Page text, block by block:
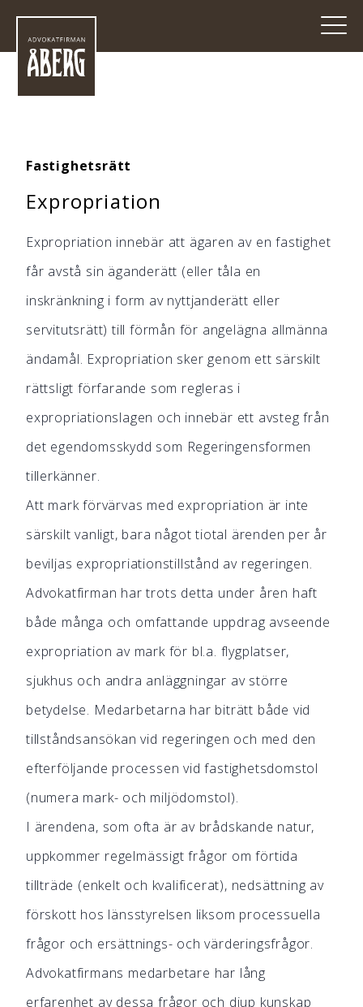
Fastighetsrätt
Expropriation
Expropriation innebär att ägaren av en fastighet
får avstå sin äganderätt (eller tåla en
inskränkning i form av nyttjanderätt eller
servitutsrätt) till förmån för angelägna allmänna
ändamål. Expropriation sker genom ett särskilt
rättsligt förfarande som regleras i
expropriationslagen och innebär ett avsteg från
det egendomsskydd som Regeringensformen
tillerkänner.
Att mark förvärvas med expropriation är inte
särskilt vanligt, bara något tiotal ärenden per år
beviljas expropriationstillstånd av regeringen.
Advokatfirman har trots detta under åren haft
både många och omfattande uppdrag avseende
expropriation av mark för bl.a. flygplatser,
sjukhus och andra anläggningar av större
betydelse. Medarbetarna har biträtt både vid
tillståndsansökan vid regeringen och med den
efterföljande processen vid fastighetsdomstol
(numera mark- och miljödomstol).
I ärendena, som ofta är av brådskande natur,
uppkommer regelmässigt frågor om förtida
tillträde (enkelt och kvalificerat), nedsättning av
förskott hos länsstyrelsen liksom processuella
frågor och ersättnings- och värderingsfrågor.
Advokatfirmans medarbetare har lång
erfarenhet av dessa frågor och djup kunskap